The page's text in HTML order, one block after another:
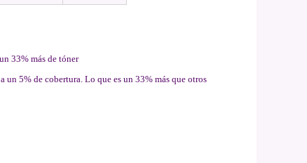
33% más de tóner
5% de cobertura. Lo que es un 33% más que otros